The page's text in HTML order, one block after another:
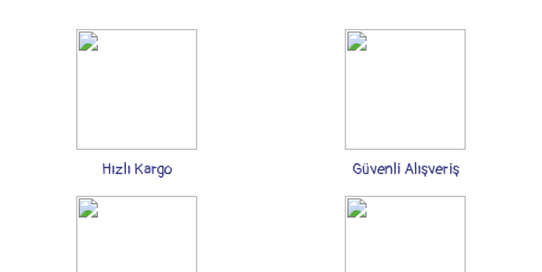
Bu ürünün fiyat bilgisi, resim, ürün açıklamalarında ve diğer konularda yetersiz
gördüğünüz noktaları öneri formunu kullanarak tarafımıza iletebilirsiniz.
Ürün açıklamasında eksik bilgiler bulunuyor.
Ürün bilgilerinde hatalar bulunuyor.
Hızlı Kargo Güvenli Alışveriş